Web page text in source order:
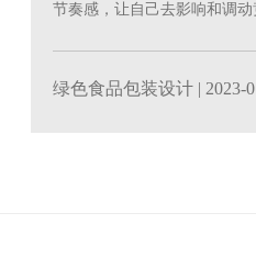
节奏感，让自己去影响和调
绿色食品包装设计 | 2023-